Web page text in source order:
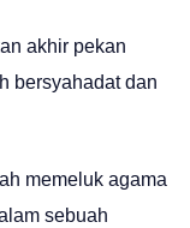
akhir pekan
bersyahadat dan
memeluk agama
sebuah